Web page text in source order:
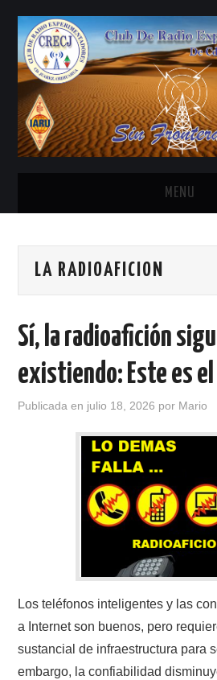
MENU
ANTENAS Y ACCESORIOS
HISTORIA DE LA RADIO
IMÁGENES CRECJ
LA PULGA MERCANTE
LITERATURA DE LA RADIO
MIEMBROS ORIGINALES
MODOS DIGITALES
LA RADIOAFICION
Sí, la radioafición
existiendo: Este es
Publicada en julio 18, 2026 por Mario
Los teléfonos inteligentes y las
a Internet son buenos, pero
sustancial de infraestructura para
embargo, la confiabilidad